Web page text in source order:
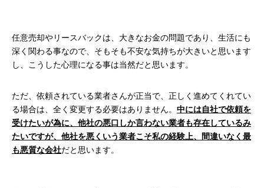
任意売却やリースバックは、大きなお金の問題であり、生活にも
深く関わる事なので、そもそも不安な気持ちが大きいと思います
し、こうした心理になる事は当然だと思います。
ただ、依頼されている業者さんが正当で、正しく進めてくれてい
る場合は、全く変更する必要はありません。 中には自社で依頼を
受けたいが為に、他社の悪口しか言わない業者も存在しているみ
たいですが、他社を悪くいう業者こそ私の経験上、間違いなく最
も悪質な会社だと思います。